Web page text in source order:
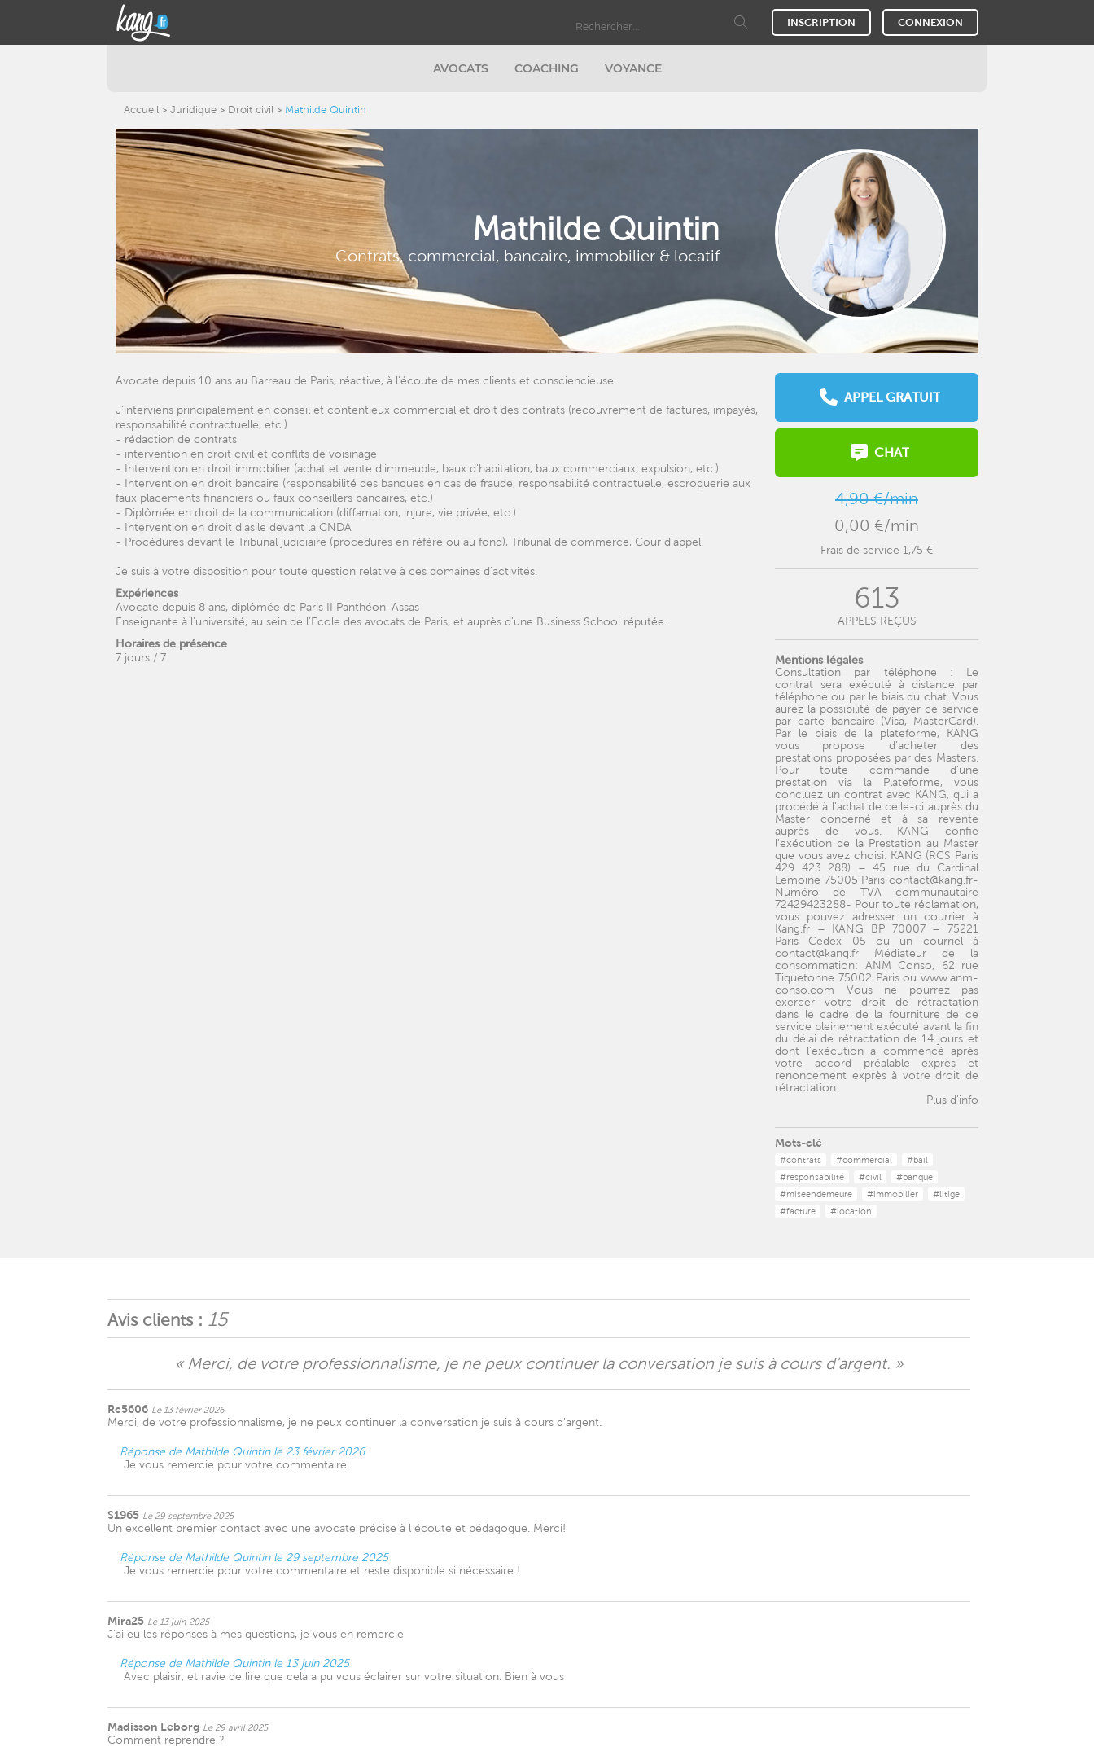
INSCRIPTION CONNEXION
AVOCATS COACHING VOYANCE
Accueil Juridique Droit civil Mathilde Quintin
Mathilde Quintin
Contrats, commercial, bancaire, immobilier & locatif
APPEL GRATUIT
CHAT
4,90 €/min
0,00 €/min
Frais de service 1,75 €
613
APPELS REÇUS
Mentions légales
Consultation par téléphone : Le
contrat sera exécuté à distance par
téléphone ou par le biais du chat. Vous
aurez la possibilité de payer ce service
par carte bancaire (Visa, MasterCard).
Par le biais de la plateforme, KANG
vous propose d'acheter des
prestations proposées par des Masters.
Pour toute commande d'une
prestation via la Plateforme, vous
concluez un contrat avec KANG, qui a
procédé à l'achat de celle-ci auprès du
Master concerné et à sa revente
auprès de vous. KANG confie
l'exécution de la Prestation au Master
que vous avez choisi. KANG (RCS Paris
429 423 288) – 45 rue du Cardinal
Lemoine 75005 Paris contact@kang.fr-
Numéro de TVA communautaire
72429423288- Pour toute réclamation,
vous pouvez adresser un courrier à
Kang.fr – KANG BP 70007 – 75221
Paris Cedex 05 ou un courriel à
contact@kang.fr Médiateur de la
consommation: ANM Conso, 62 rue
Tiquetonne 75002 Paris ou www.anm-
conso.com Vous ne pourrez pas
exercer votre droit de rétractation
dans le cadre de la fourniture de ce
service pleinement exécuté avant la fin
du délai de rétractation de 14 jours et
dont l’exécution a commencé après
votre accord préalable exprès et
renoncement exprès à votre droit de
rétractation.
Plus d'info
Mots-clé
#contrats #commercial
#bail
#responsabilité
#civil
#banque
#miseendemeure
#immobilier
#litige
#facture
#location
Avocate depuis 10 ans au Barreau de Paris, réactive, à l'écoute de mes clients et consciencieuse.
J'interviens principalement en conseil et contentieux commercial et droit des contrats (recouvrement de factures, impayés,
responsabilité contractuelle, etc.)
- rédaction de contrats
- intervention en droit civil et conflits de voisinage
- Intervention en droit immobilier (achat et vente d'immeuble, baux d'habitation, baux commerciaux, expulsion, etc.)
- Intervention en droit bancaire (responsabilité des banques en cas de fraude, responsabilité contractuelle, escroquerie aux
faux placements financiers ou faux conseillers bancaires, etc.)
- Diplômée en droit de la communication (diffamation, injure, vie privée, etc.)
- Intervention en droit d'asile devant la CNDA
- Procédures devant le Tribunal judiciaire (procédures en référé ou au fond), Tribunal de commerce, Cour d'appel.
Je suis à votre disposition pour toute question relative à ces domaines d'activités.
Expériences
Avocate depuis 8 ans, diplômée de Paris II Panthéon-Assas
Enseignante à l'université, au sein de l'Ecole des avocats de Paris, et auprès d'une Business School réputée.
Horaires de présence
7 jours / 7
Avis clients : 15
« Merci, de votre professionnalisme, je ne peux continuer la conversation je suis à cours d'argent. »
Rc5606 Le 13 février 2026
Merci, de votre professionnalisme, je ne peux continuer la conversation je suis à cours d'argent.
Réponse de Mathilde Quintin le 23 février 2026
Je vous remercie pour votre commentaire.
S1965 Le 29 septembre 2025
Un excellent premier contact avec une avocate précise à l écoute et pédagogue. Merci!
Réponse de Mathilde Quintin le 29 septembre 2025
Je vous remercie pour votre commentaire et reste disponible si nécessaire !
Mira25 Le 13 juin 2025
J'ai eu les réponses à mes questions, je vous en remercie
Réponse de Mathilde Quintin le 13 juin 2025
Avec plaisir, et ravie de lire que cela a pu vous éclairer sur votre situation. Bien à vous
Madisson Leborg Le 29 avril 2025
Comment reprendre ?